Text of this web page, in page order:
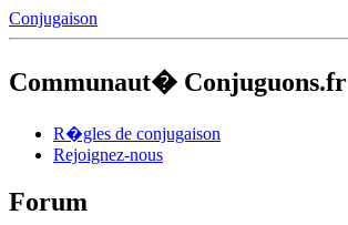
Conjugaison
Communaut� Conjuguons.fr
R�gles de conjugaison
Rejoignez-nous
Forum